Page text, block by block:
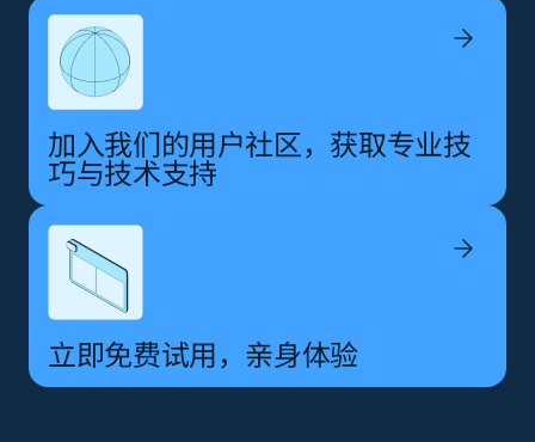
加入我们的用户社区，获取专业技
巧与技术支持
立即免费试用，亲身体验